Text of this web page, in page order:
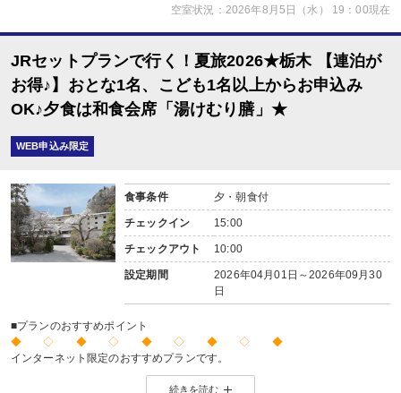
空室状況：2026年8月5日（水） 19：00現在
JRセットプランで行く！夏旅2026★栃木 【連泊が
お得♪】おとな1名、こども1名以上からお申込み
OK♪夕食は和食会席「湯けむり膳」★
WEB申込み限定
食事条件 夕・朝食付
チェックイン 15:00
チェックアウト 10:00
設定期間
2026年04月01日～2026年09月30
日
■プランのおすすめポイント
◆ ◇ ◆ ◇ ◆ ◇ ◆ ◇ ◆
インターネット限定のおすすめプランです。
※店頭・電話・メールでのお問合せや申込みは出来ません。
◆ ◇ ◆ ◇ ◆ ◇ ◆ ◇ ◆
続きを読む